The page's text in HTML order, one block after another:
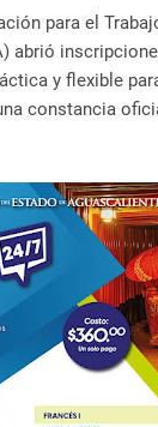
para el
abrió
y flexible
constancia